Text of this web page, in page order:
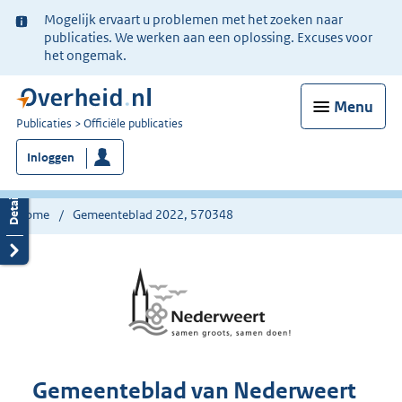
Ter
informatie:
Mogelijk ervaart u problemen met het zoeken naar
publicaties. We werken aan een oplossing. Excuses voor
het ongemak.
Menu
U
bent
nu
hier:
Publicaties Officiële publicaties
Inloggen
Home Gemeenteblad 2022, 570348
Gemeenteblad van Nederweert